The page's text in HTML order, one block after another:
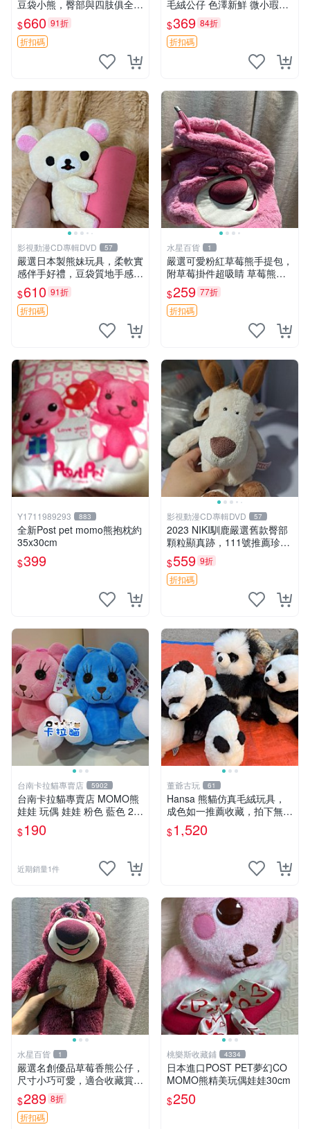
豆袋小熊，臀部與四肢俱全，
坐高11公分，附原盒與吊牌
收藏。藍鼻子小熊，值得擁有
玩具 憶熊
$660 91折
折扣碼
毛絨公仔 色澤新鮮 微小瑕疵
可收藏 中古 安撫熊 條紋公仔
$369 84折
折扣碼
影視動漫CD專輯DVD 57
嚴選日本製熊妹玩具，柔軟實
感伴手好禮，豆袋質地手感
佳，抱枕小熊 recom 推薦 白
色豆袋 玩具
$610 91折
折扣碼
水星百貨 1
嚴選可愛粉紅草莓熊手提包，
附草莓掛件超吸睛 草莓熊手
提包 草莓掛件 可愛portunes
e
$259 77折
折扣碼
Y1711989293 883
全新Post pet momo熊抱枕約
35x30cm
$399
影視動漫CD專輯DVD 57
2023 NIKI馴鹿嚴選舊款臀部
顆粒顯真跡，111號推薦珍藏
品 馴鹿 舊款 尾巴顆粒
$559 9折
折扣碼
台南卡拉貓專賣店 5902
台南卡拉貓專賣店 MOMO熊
娃娃 玩偶 娃娃 粉色 藍色 2色
分售
$190
近期銷量1件
董爺古玩 61
Hansa 熊貓仿真毛絨玩具，
成色如一推薦收藏，拍下無疑
心 熊貓 毛絨玩具 收藏
$1,520
水星百貨 1
嚴選名創優品草莓香熊公仔，
尺寸小巧可愛，適合收藏賞玩
30cm 玩具 公仔 草莓熊
$289 8折
折扣碼
桃樂斯收藏鋪 4334
日本進口POST PET夢幻CO
MOMO熊精美玩偶娃娃30cm
$250